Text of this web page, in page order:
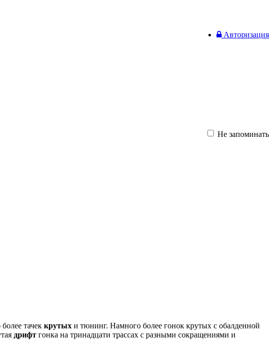
Авторизация
Не запоминать
тачек крутых и тюнинг. Намного более гонок крутых с обалденной
дрифт гонка на тринадцати трассах с разными сокращениями и